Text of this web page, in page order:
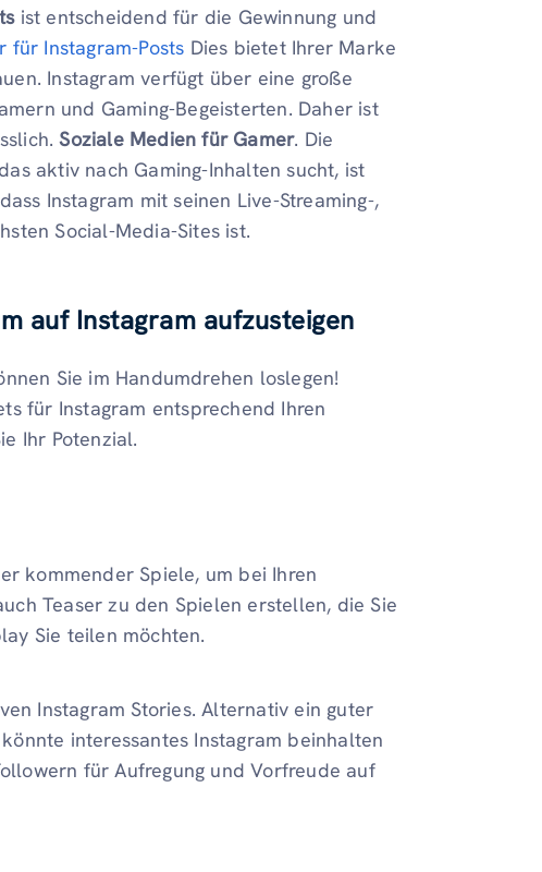
ist entscheidend für die Gewinnung und
für Instagram-Posts Dies bietet Ihrer Marke
Instagram verfügt über eine große
und Gaming-Begeisterten. Daher ist
Soziale Medien für Gamer. Die
aktiv nach Gaming-Inhalten sucht, ist
Instagram mit seinen Live-Streaming-,
Social-Media-Sites ist.
auf Instagram aufzusteigen
Sie im Handumdrehen loslegen!
für Instagram entsprechend Ihren
Ihr Potenzial.
kommender Spiele, um bei Ihren
Teaser zu den Spielen erstellen, die Sie
Sie teilen möchten.
Instagram Stories. Alternativ ein guter
könnte interessantes Instagram beinhalten
für Aufregung und Vorfreude auf